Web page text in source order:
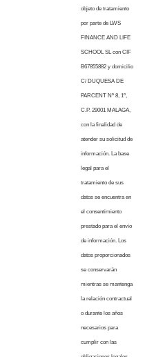
objeto de tratamiento
por parte de LWS
FINANCE AND LIFE
SCHOOL SL con CIF
B67855882 y domicilio
C/ DUQUESA DE
PARCENT Nº 8, 1º,
C.P. 29001 MALAGA,
con la finalidad de
atender su solicitud de
información. La base
legal para el
tratamiento de sus
datos se encuentra en
el consentimiento
prestado para el envío
de información. Los
datos proporcionados
se conservarán
mientras se mantenga
la relación contractual
o durante los años
necesarios para
cumplir con las